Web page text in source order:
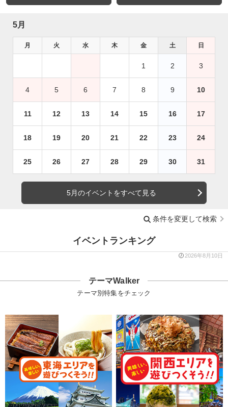
5月
月 火 水 木 金 土 日
1 2 3
4 5 6 7 8 9 10
11 12 13 14 15 16 17
18 19 20 21 22 23 24
25 26 27 28 29 30 31
5月のイベントをすべて見る
条件を変更して検索
イベントランキング
2026年8月10日
テーマWalker
テーマ別特集をチェック